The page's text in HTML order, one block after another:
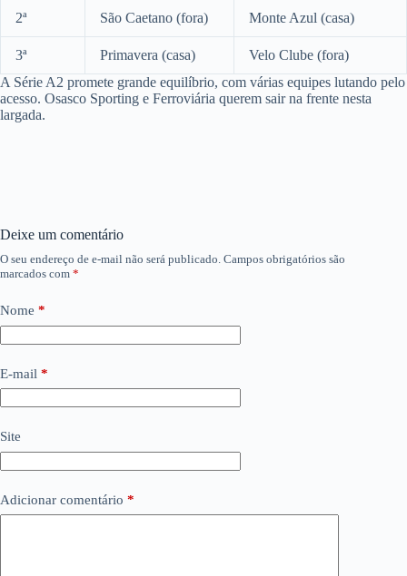
2ª São Caetano (fora) Monte Azul (casa)
3ª Primavera (casa)
Velo Clube (fora)
A Série A2 promete grande equilíbrio, com várias equipes lutando pelo
acesso. Osasco Sporting e Ferroviária querem sair na frente nesta
largada.
Deixe um comentário
O seu endereço de e-mail não será publicado. Campos obrigatórios são
marcados com *
Nome *
E-mail *
Site
Adicionar comentário *